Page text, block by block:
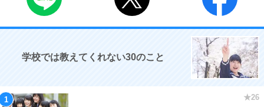
学校では教えてくれない30のこと